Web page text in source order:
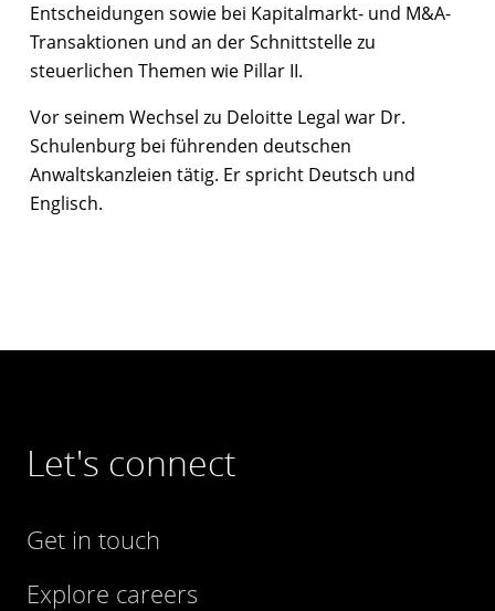
Entscheidungen sowie bei Kapitalmarkt- und M&A-
Transaktionen und an der Schnittstelle zu
steuerlichen Themen wie Pillar II.
Vor seinem Wechsel zu Deloitte Legal war Dr.
Schulenburg bei führenden deutschen
Anwaltskanzleien tätig. Er spricht Deutsch und
Englisch.
Let's connect
Get in touch
Explore careers